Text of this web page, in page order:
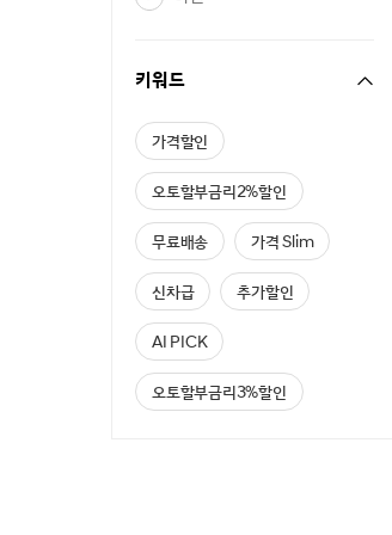
키워드
가격할인
오토할부금리2%할인
무료배송 가격 Slim
신차급 추가할인
AI PICK
오토할부금리3%할인